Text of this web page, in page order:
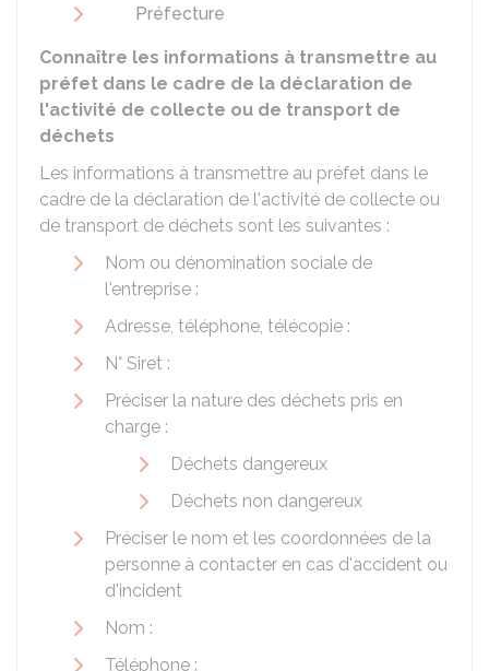
Préfecture
Connaître les informations à transmettre au
préfet dans le cadre de la déclaration de
l'activité de collecte ou de transport de
déchets
Les informations à transmettre au préfet dans le
cadre de la déclaration de l'activité de collecte ou
de transport de déchets sont les suivantes :
Nom ou dénomination sociale de
l'entreprise :
Adresse, téléphone, télécopie :
N° Siret :
Préciser la nature des déchets pris en
charge :
Déchets dangereux
Déchets non dangereux
Préciser le nom et les coordonnées de la
personne à contacter en cas d'accident ou
d'incident
Nom :
Téléphone :